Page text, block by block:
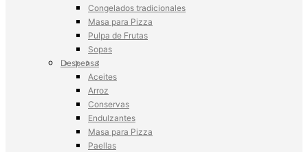
Congelados tradicionales
Masa para Pizza
Pulpa de Frutas
Sopas
Despensa
Aceites
Arroz
Conservas
Endulzantes
Masa para Pizza
Paellas